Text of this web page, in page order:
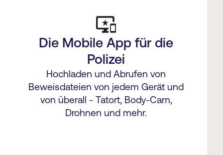
Die Mobile App für die
Polizei
Hochladen und Abrufen von
Beweisdateien von jedem Gerät und
von überall - Tatort, Body-Cam,
Drohnen und mehr.